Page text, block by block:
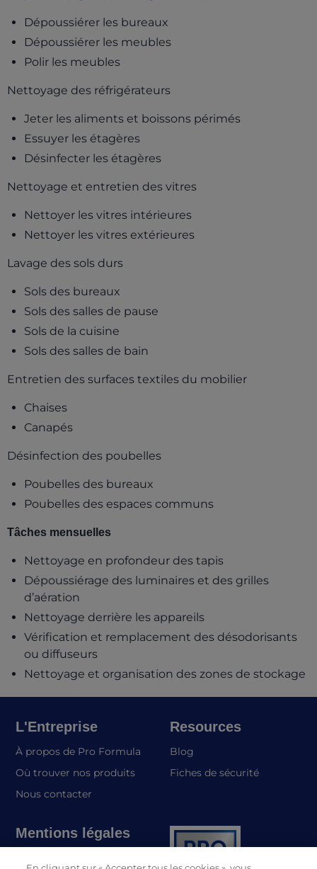
Dépoussiérer les bureaux
Dépoussiérer les meubles
Polir les meubles
Nettoyage des réfrigérateurs
Jeter les aliments et boissons périmés
Essuyer les étagères
Désinfecter les étagères
Nettoyage et entretien des vitres
Nettoyer les vitres intérieures
Nettoyer les vitres extérieures
Lavage des sols durs
Sols des bureaux
Sols des salles de pause
Sols de la cuisine
Sols des salles de bain
Entretien des surfaces textiles du mobilier
Chaises
Canapés
Désinfection des poubelles
Poubelles des bureaux
Poubelles des espaces communs
Tâches mensuelles
Nettoyage en profondeur des tapis
Dépoussiérage des luminaires et des grilles
d’aération
Nettoyage derrière les appareils
Vérification et remplacement des désodorisants
ou diffuseurs
Nettoyage et organisation des zones de stockage
L'Entreprise
À propos de Pro Formula
Où trouver nos produits
Nous contacter
Resources
Blog
Fiches de sécurité(opens in a
Mentions légales